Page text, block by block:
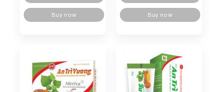
Buy now Buy now